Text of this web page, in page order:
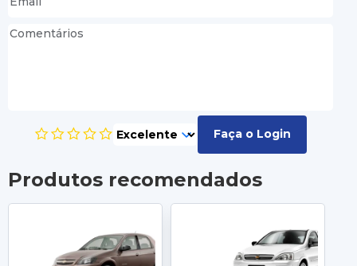
Faça o Login
Produtos recomendados